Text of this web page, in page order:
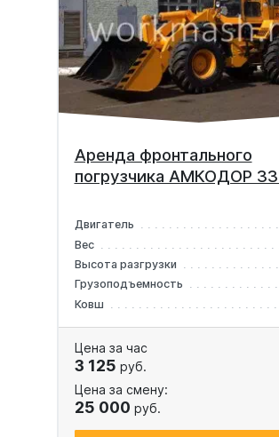
Аренда фронтального
погрузчика АМКОДОР
Двигатель
Вес
Высота разгрузки
Грузоподъемность
Ковш
Цена за час
3 125 руб.
Цена за смену:
25 000 руб.